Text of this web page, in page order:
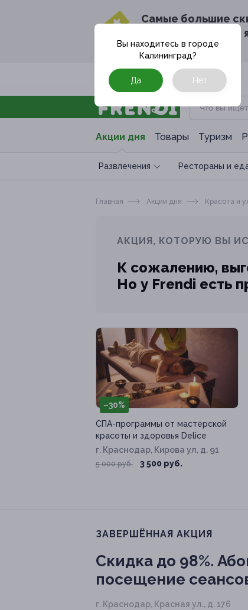
Cамые большие
в твоём почтовом
Москва
Акции дня Товары Туризм
Развлечения Рестораны и
Вы находитесь в городе
Калининград?
Да Нет
Главная Акции дня Красота и
АКЦИЯ, КОТОРУЮ ВЫ
К сожалению,
Но у Frendi есть
–30%
СПА-программы от мастерской
красоты и здоровья Delice
г. Краснодар, Кирова ул, д. 91
5 000 руб. 3 500 руб.
ЗАВЕРШЁННАЯ АКЦИЯ
Скидка до 98%.
посещение
г. Краснодар, Красная ул., д. 176